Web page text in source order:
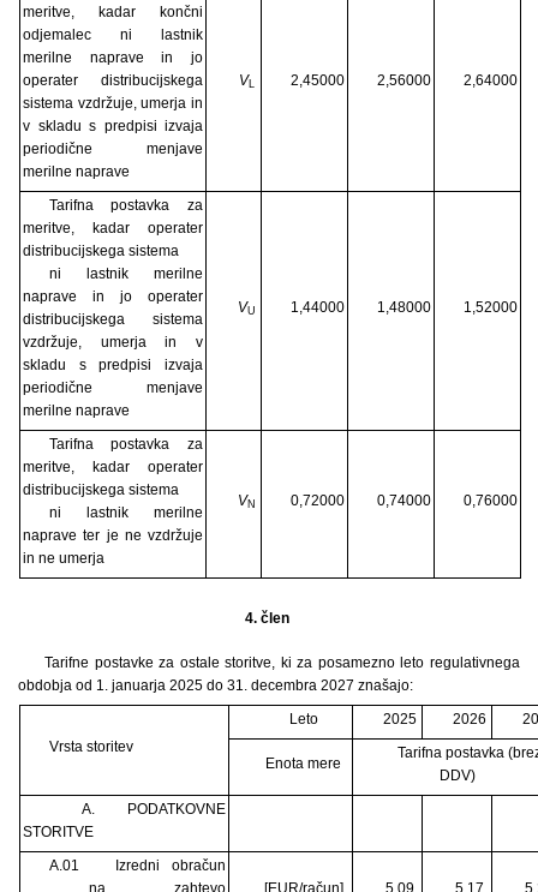
meritve, kadar končni
odjemalec ni lastnik
merilne naprave in jo
operater distribucijskega
sistema vzdržuje, umerja in
v skladu s predpisi izvaja
periodične menjave
merilne naprave
VL 2,45000 2,56000 2,64000
Tarifna postavka za
meritve, kadar operater
distribucijskega sistema
ni lastnik merilne
naprave in jo operater
distribucijskega sistema
vzdržuje, umerja in v
skladu s predpisi izvaja
periodične menjave
merilne naprave
VU 1,44000 1,48000 1,52000
Tarifna postavka za
meritve, kadar operater
distribucijskega sistema
ni lastnik merilne
naprave ter je ne vzdržuje
in ne umerja
VN 0,72000 0,74000 0,76000
4. člen
Tarifne postavke za ostale storitve, ki za posamezno leto regulativnega
obdobja od 1. januarja 2025 do 31. decembra 2027 znašajo:
Vrsta storitev
Leto 2025 2026
Enota mere
Tarifna postavka
DDV)
A. PODATKOVNE
STORITVE
A.01
Izredni obračun
na zahtevo
[EUR/račun] 5,09 5,17